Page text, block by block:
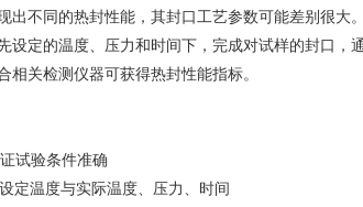
不同的热封性能，其封口工艺参数可能差别很大
定的温度、压力和时间下，完成对试样的封口，
关检测仪器可获得热封性能指标。
试验条件准确
定温度与实际温度、压力、时间